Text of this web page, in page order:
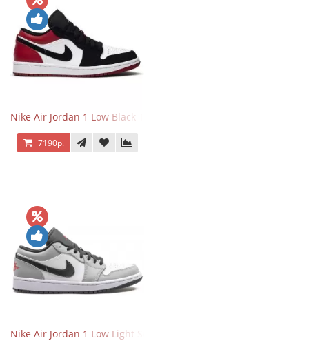
Nike Air Jordan 1 Low Black Toe
7190р.
Nike Air Jordan 1 Low Light Smoke Grey